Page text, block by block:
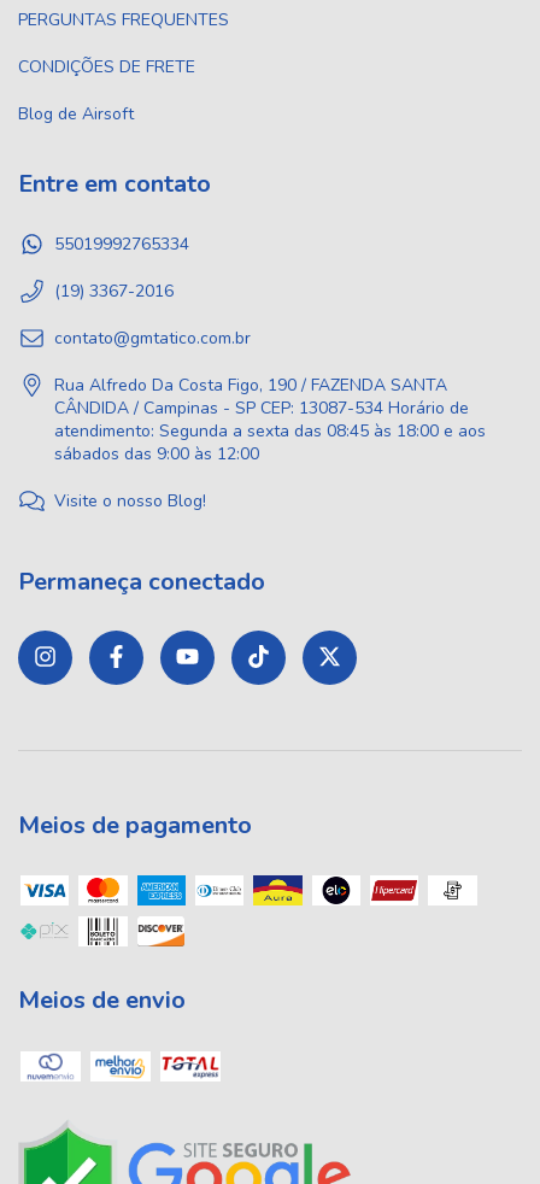
PERGUNTAS FREQUENTES
CONDIÇÕES DE FRETE
Blog de Airsoft
Entre em contato
55019992765334
(19) 3367-2016
contato@gmtatico.com.br
Rua Alfredo Da Costa Figo, 190 / FAZENDA SANTA
CÂNDIDA / Campinas - SP CEP: 13087-534 Horário de
atendimento: Segunda a sexta das 08:45 às 18:00 e aos
sábados das 9:00 às 12:00
Visite o nosso Blog!
Permaneça conectado
Meios de pagamento
Meios de envio